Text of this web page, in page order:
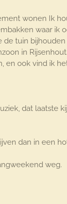
wonen Ik
waar ik
tuin
in Rijsenhout.
en ook vind ik
dat laatste
dan in een
weg.